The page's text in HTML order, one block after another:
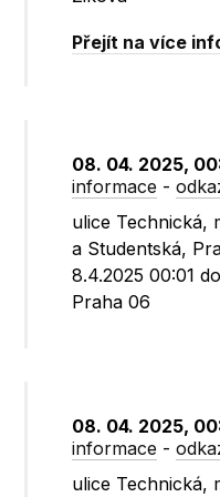
Přejít na více
08. 04. 2025,
informace -
ulice Technická,
a Studentská,
8.4.2025 00:01
Praha 06
08. 04. 2025,
informace -
ulice Technická,